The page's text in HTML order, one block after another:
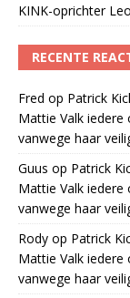
KINK-oprichter
RECENTE
Fred op Patrick
Mattie Valk
vanwege haar
Guus op Patrick
Mattie Valk
vanwege haar
Rody op Patrick
Mattie Valk
vanwege haar